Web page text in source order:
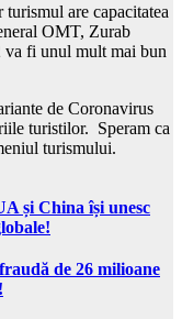
are capacitatea
OMT, Zurab
va fi unul mult mai bun
de Coronavirus
turistilor. Speram ca
turismului.
și China își unesc
de 26 milioane